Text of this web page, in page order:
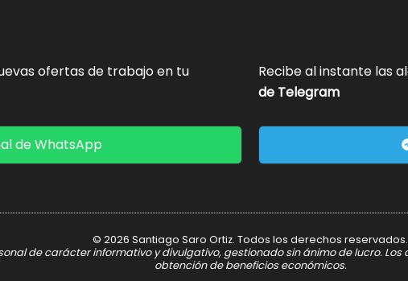
ofertas de trabajo en tu
de WhatsApp
Recibe al instante las
de Telegram
© 2026 Santiago Saro Ortiz. Todos los derechos reservados.
de carácter informativo y divulgativo, gestionado sin ánimo de lucro.
obtención de beneficios económicos.